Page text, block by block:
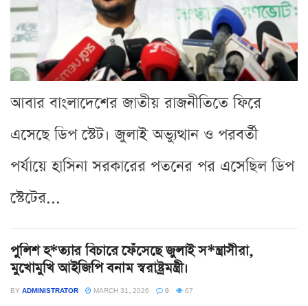
আবার বাংলাদেশের জাতীয় রাজনীতিতে ফিরে
এসেছে ডিপ স্টেট। জুলাই অভ্যুত্থান ও পরবর্তী
পর্যায়ে হাসিনা সরকারের পতনের পর এসেছিল ডিপ
স্টেটের...
পুলিশ হ*ত্যার বিচারে ফেঁসেছে জুলাই স*ন্ত্রাসীরা,
মুখোমুখি আইজিপি বনাম স্বরাষ্ট্রমন্ত্রী।
BY ADMINISTRATOR MARCH 31, 2026 0 67